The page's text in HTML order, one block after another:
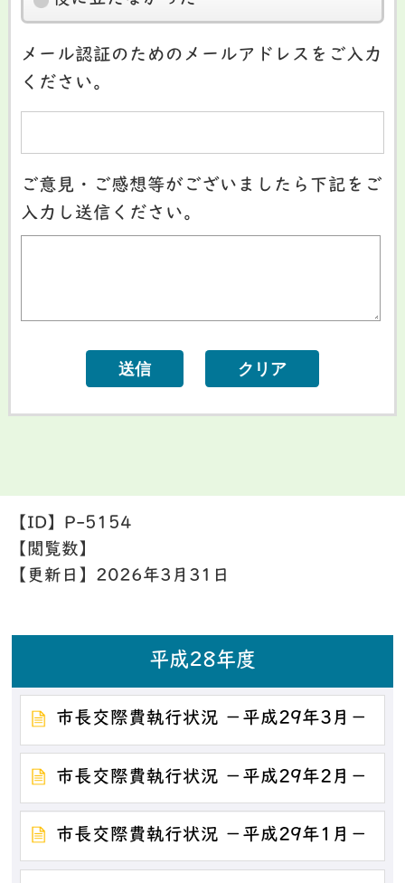
メール認証のためのメールアドレスをご入力
ください。
ご意見・ご感想等がございましたら下記をご
入力し送信ください。
【ID】 P-5154
【閲覧数】
【更新日】 2026年3月31日
平成28年度
市長交際費執行状況 －平成29年3月－
市長交際費執行状況 －平成29年2月－
市長交際費執行状況 －平成29年1月－